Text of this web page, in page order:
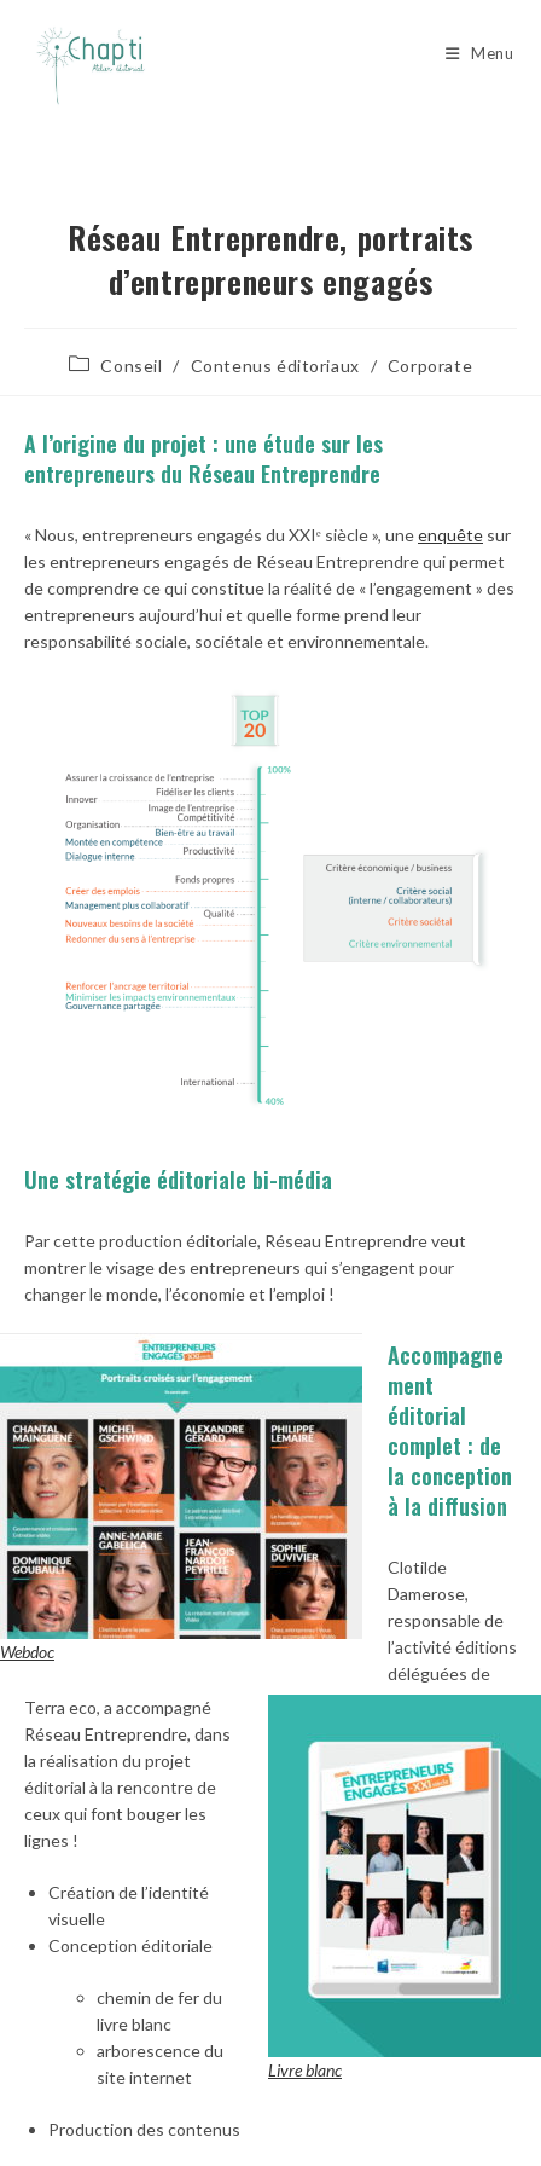
content
Menu
Réseau Entreprendre, portraits
d’entrepreneurs engagés
PostConseil / Contenus éditoriaux / Corporate
A l’origine du projet : une étude sur les
entrepreneurs du Réseau Entreprendre
« Nous, entrepreneurs engagés du XXIᵉ siècle », uneenquête sur
les entrepreneurs engagés de Réseau Entreprendre qui permet
de comprendre ce qui constitue la réalité de « l’engagement » des
entrepreneurs aujourd’hui et quelle forme prend leur
responsabilité sociale, sociétale et environnementale.
Une stratégie éditoriale bi-média
Par cette production éditoriale, Réseau Entreprendre veut
montrer le visage des entrepreneurs qui s’engagent pour
changer le monde, l’économie et l’emploi !
Webdoc
Livre blanc
Accompagne
ment
éditorial
complet : de
la conception
à la diffusion
Clotilde
Damerose,
responsable de
l’activité éditions
déléguées de
Terra eco, a accompagné
Réseau Entreprendre, dans
la réalisation du projet
éditorial à la rencontre de
ceux qui font bouger les
lignes !
Création de l’identité
visuelle
Conception éditoriale
chemin de fer du
livre blanc
arborescence du
site internet
Production des contenus